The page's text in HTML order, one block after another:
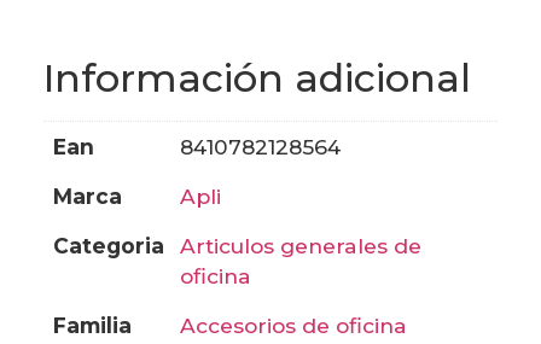
Información adicional
ean
8410782128564
marca
apli
categoria
articulos generales de
oficina
familia
accesorios de oficina